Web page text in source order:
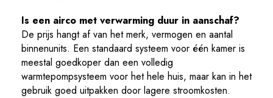
Is een airco met verwarming duur in aanschaf?
De prijs hangt af van het merk, vermogen en aantal
binnenunits. Een standaard systeem voor één kamer is
meestal goedkoper dan een volledig
warmtepompsysteem voor het hele huis, maar kan in het
gebruik goed uitpakken door lagere stroomkosten.